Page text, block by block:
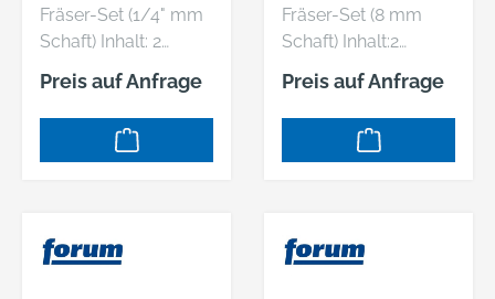
Fräser-Set (1/4" mm
Schaft) Inhalt: 2
Kugellager:Ø 21,8, R
6,3, L 13,5 mm;Ø
28,1, R 9,5, L 16,5
Ø 22,2, L 12,7 mm1
Preis auf Anfrage
Fräser-Set (8 mm
Schaft) Inhalt:2
Kugellager:Ø 21,8, R
6,3, L 13,5 mm;Ø
28,1, R 9,5, L 16,5
12,7 mm1 Fasefräser:
Preis auf Anfrage